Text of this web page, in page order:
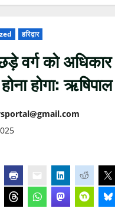
हरिद्वार
वर्ग को अधिकार
होगा: